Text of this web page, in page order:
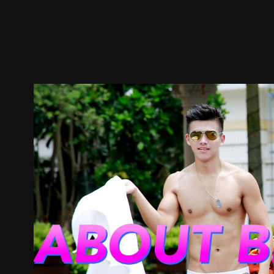
預告 劇照 推薦影片 劇情介紹